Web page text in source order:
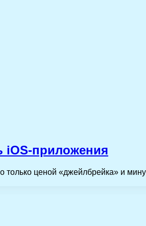
iOS-приложения
только ценой «джейлбрейка» и